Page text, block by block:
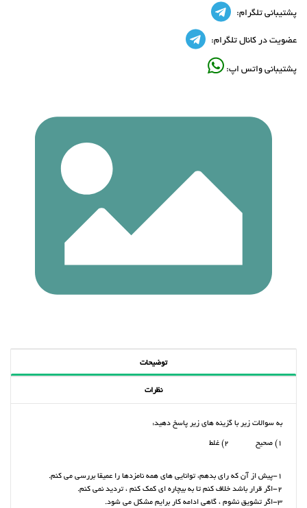
پشتیبانی تلگرام:
عضویت در کانال تلگرام:
پشتیبانی واتس اپ:
توضیحات
نظرات
به سوالات زیر با گزینه های زیر پاسخ دهید:
1) صحیح 2) غلط
1-پیش از آن که رای بدهم، توانایی های همه نامزدها را عمیقا بررسی می کنم.
2-اگر قرار باشد خلاف کنم تا به بیچاره ای کمک کنم ، تردید نمی کنم.
3-اگر تشویق نشوم ، گاهی ادامه کار برایم مشکل می شود.